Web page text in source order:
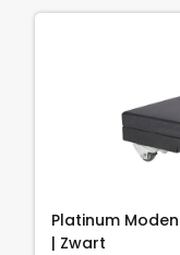
Platinum
| Zwart